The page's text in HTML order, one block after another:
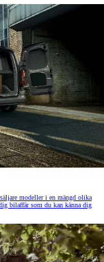
modeller i en mängd olika
bilaffär som du kan känna dig